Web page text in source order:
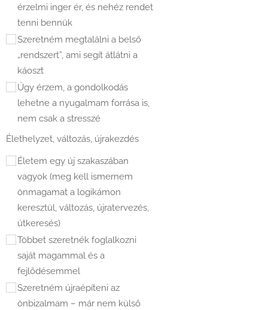
érzelmi inger ér, és nehéz rendet
tenni bennük
Szeretném megtalálni a belső
„rendszert”, ami segít átlátni a
káoszt
Úgy érzem, a gondolkodás
lehetne a nyugalmam forrása is,
nem csak a stresszé
Élethelyzet, változás, újrakezdés
Életem egy új szakaszában
vagyok (meg kell ismernem
önmagamat a logikámon
keresztül, változás, újratervezés,
útkeresés)
Többet szeretnék foglalkozni
saját magammal és a
fejlődésemmel
Szeretném újraépíteni az
önbizalmam – már nem külső